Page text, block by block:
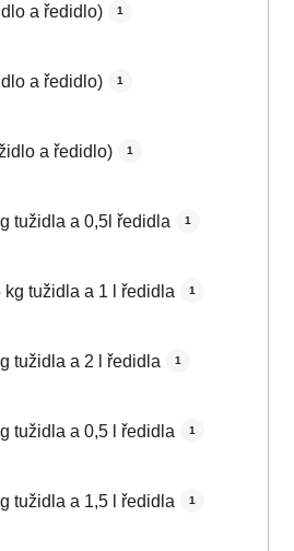
a ředidlo) 1
a ředidlo) 1
a ředidlo) 1
tužidla a 0,5l ředidla 1
kg tužidla a 1 l ředidla 1
tužidla a 2 l ředidla 1
tužidla a 0,5 l ředidla 1
tužidla a 1,5 l ředidla 1